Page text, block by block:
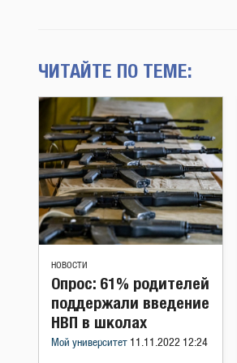
ЧИТАЙТЕ ПО ТЕМЕ:
НОВОСТИ
Опрос: 61% родителей
поддержали введение
НВП в школах
Мой университет 11.11.2022 12:24